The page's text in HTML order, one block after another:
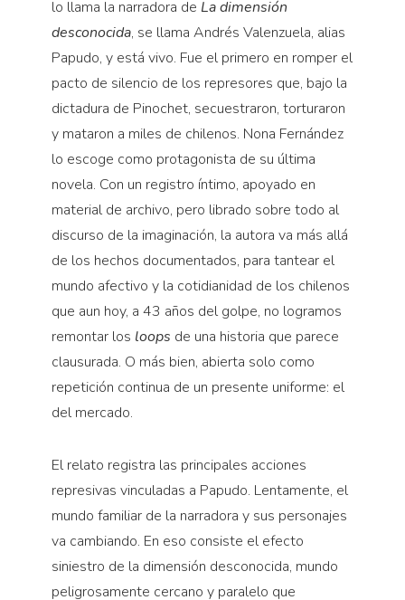
lo llama la narradora de La dimensión
desconocida, se llama Andrés Valenzuela, alias
Papudo, y está vivo. Fue el primero en romper el
pacto de silencio de los represores que, bajo la
dictadura de Pinochet, secuestraron, torturaron
y mataron a miles de chilenos. Nona Fernández
lo escoge como protagonista de su última
novela. Con un registro íntimo, apoyado en
material de archivo, pero librado sobre todo al
discurso de la imaginación, la autora va más allá
de los hechos documentados, para tantear el
mundo afectivo y la cotidianidad de los chilenos
que aun hoy, a 43 años del golpe, no logramos
remontar los loops de una historia que parece
clausurada. O más bien, abierta solo como
repetición continua de un presente uniforme: el
del mercado.
El relato registra las principales acciones
represivas vinculadas a Papudo. Lentamente, el
mundo familiar de la narradora y sus personajes
va cambiando. En eso consiste el efecto
siniestro de la dimensión desconocida, mundo
peligrosamente cercano y paralelo que